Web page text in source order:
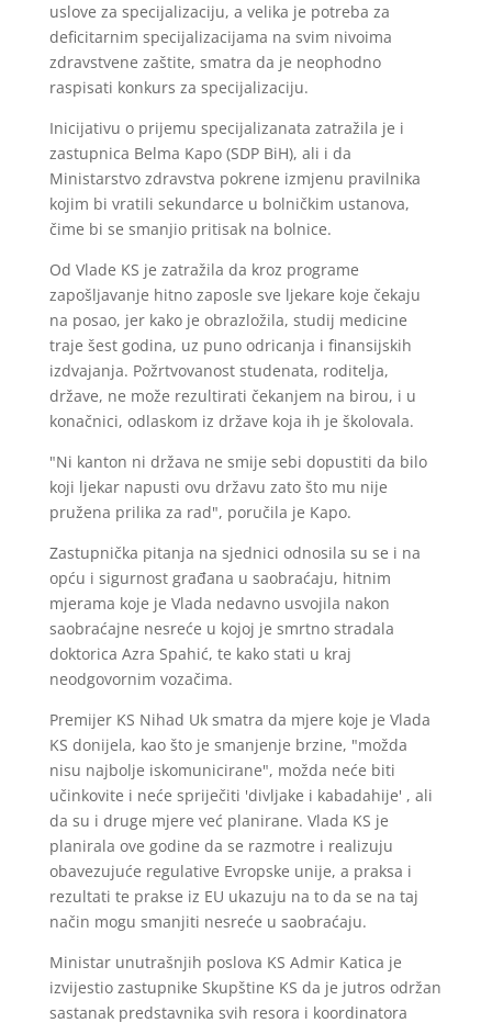
uslove za specijalizaciju, a velika je potreba za
deficitarnim specijalizacijama na svim nivoima
zdravstvene zaštite, smatra da je neophodno
raspisati konkurs za specijalizaciju.
Inicijativu o prijemu specijalizanata zatražila je i
zastupnica Belma Kapo (SDP BiH), ali i da
Ministarstvo zdravstva pokrene izmjenu pravilnika
kojim bi vratili sekundarce u bolničkim ustanova,
čime bi se smanjio pritisak na bolnice.
Od Vlade KS je zatražila da kroz programe
zapošljavanje hitno zaposle sve ljekare koje čekaju
na posao, jer kako je obrazložila, studij medicine
traje šest godina, uz puno odricanja i finansijskih
izdvajanja. Požrtvovanost studenata, roditelja,
države, ne može rezultirati čekanjem na birou, i u
konačnici, odlaskom iz države koja ih je školovala.
"Ni kanton ni država ne smije sebi dopustiti da bilo
koji ljekar napusti ovu državu zato što mu nije
pružena prilika za rad", poručila je Kapo.
Zastupnička pitanja na sjednici odnosila su se i na
opću i sigurnost građana u saobraćaju, hitnim
mjerama koje je Vlada nedavno usvojila nakon
saobraćajne nesreće u kojoj je smrtno stradala
doktorica Azra Spahić, te kako stati u kraj
neodgovornim vozačima.
Premijer KS Nihad Uk smatra da mjere koje je Vlada
KS donijela, kao što je smanjenje brzine, "možda
nisu najbolje iskomunicirane", možda neće biti
učinkovite i neće spriječiti 'divljake i kabadahije' , ali
da su i druge mjere već planirane. Vlada KS je
planirala ove godine da se razmotre i realizuju
obavezujuće regulative Evropske unije, a praksa i
rezultati te prakse iz EU ukazuju na to da se na taj
način mogu smanjiti nesreće u saobraćaju.
Ministar unutrašnjih poslova KS Admir Katica je
izvijestio zastupnike Skupštine KS da je jutros održan
sastanak predstavnika svih resora i koordinatora